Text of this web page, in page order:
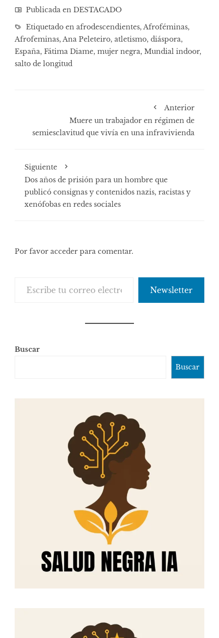
Publicada en DESTACADO
Etiquetado en afrodescendientes, Afroféminas,
Afrofeminas, Ana Peleteiro, atletismo, diáspora,
España, Fátima Diame, mujer negra, Mundial indoor,
salto de longitud
Anterior
Muere un trabajador en régimen de
semiesclavitud que vivía en una infravivienda
Siguiente
Dos años de prisión para un hombre que
publicó consignas y contenidos nazis, racistas y
xenófobas en redes sociales
Por favor acceder para comentar.
Newsletter
Buscar
Buscar